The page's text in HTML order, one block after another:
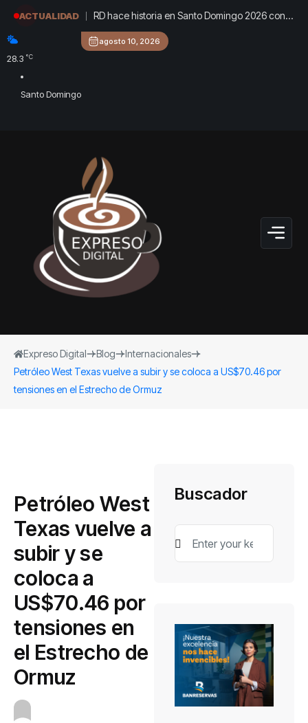
ACTUALIDAD
RD hace historia en Santo Domingo 2026 con
150 medallas y quinto lugar del medallero
28.3 °C
Santo Domingo
agosto 10, 2026
Expreso Digital Blog
Internacionales
Petróleo West Texas vuelve a subir y se coloca a US$70.46 por
tensiones en el Estrecho de Ormuz
Petróleo West
Texas vuelve a
subir y se
coloca a
US$70.46 por
tensiones en
el Estrecho de
Ormuz
Buscador